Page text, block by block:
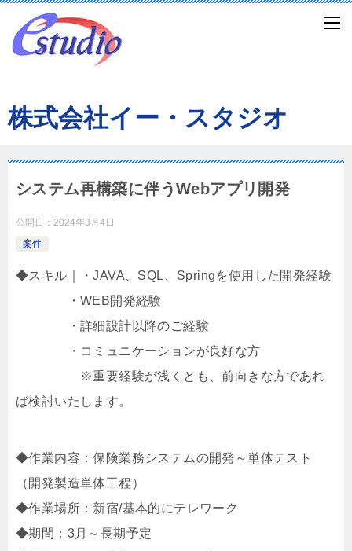
株式会社イー・スタジオ
システム再構築に伴うWebアプリ開発
公開日： 2024年3月4日
案件
◆スキル｜・JAVA、SQL、Springを使用した開発経験
・WEB開発経験
・詳細設計以降のご経験
・コミュニケーションが良好な方
※重要経験が浅くとも、前向きな方であれ
ば検討いたします。
◆作業内容：保険業務システムの開発～単体テスト
（開発製造単体工程）
◆作業場所：新宿/基本的にテレワーク
◆期間：3月～長期予定